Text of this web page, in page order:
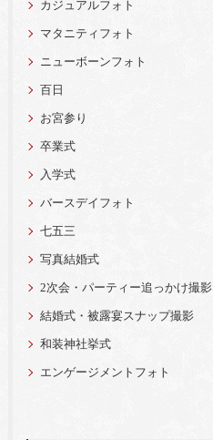
カジュアルフォト
マタニティフォト
ニューボーンフォト
百日
お宮参り
卒業式
入学式
バースデイフォト
七五三
写真結婚式
2次会・パーティー追っかけ撮影
結婚式・被露宴スナップ撮影
和装神社挙式
エンゲージメントフォト